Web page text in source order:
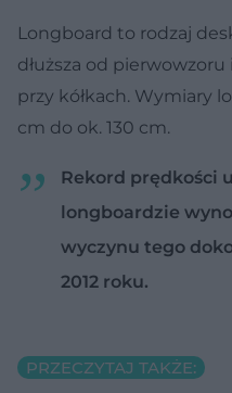
Longboard to rodzaj
dłuższa od
przy kółkach. Wymiary
cm do ok. 130 cm.
Rekord prędkości
longboardzie
wyczynu tego
2012 roku.
PRZECZYTAJ TAKŻE: